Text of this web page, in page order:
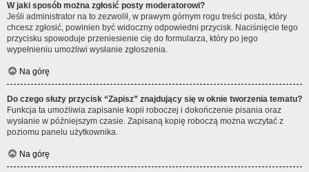
W jaki sposób można zgłosić posty moderatorowi?
Jeśli administrator na to zezwolił, w prawym górnym rogu treści posta, który
chcesz zgłosić, powinien być widoczny odpowiedni przycisk. Naciśnięcie tego
przycisku spowoduje przeniesienie cię do formularza, który po jego
wypełnieniu umożliwi wysłanie zgłoszenia.
Na górę
Do czego służy przycisk “Zapisz” znajdujący się w oknie tworzenia tematu?
Funkcja ta umożliwia zapisanie kopii roboczej i dokończenie pisania oraz
wysłanie w późniejszym czasie. Zapisaną kopię roboczą można wczytać z
poziomu panelu użytkownika.
Na górę